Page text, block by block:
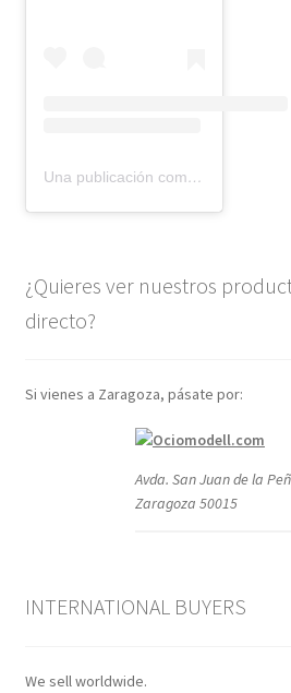
Una publicación compartida de BMR models (@bmr_models)
¿Quieres ver nuestros
directo?
Si vienes a Zaragoza, pásate por:
Avda. San Juan de la
Zaragoza 50015
INTERNATIONAL BUYERS
We sell worldwide.